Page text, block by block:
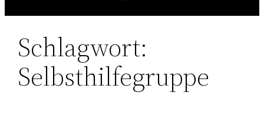
Schlagwort:
Selbsthilfegruppe